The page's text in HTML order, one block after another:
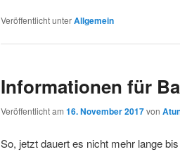
Veröffentlicht unterAllgemein
Informationen für
Veröffentlicht am 16. November 2017von
So, jetzt dauert es nicht mehr lange